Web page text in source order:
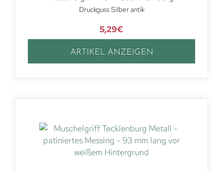
Druckguss Silber antik
5,29€
ARTIKEL ANZEIGEN